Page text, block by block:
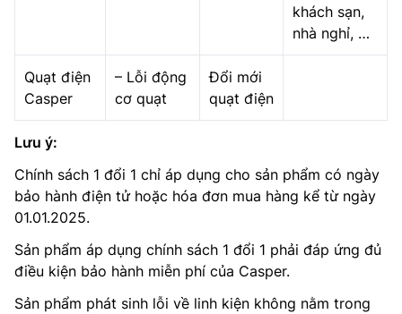
khách sạn,
nhà nghỉ, …
Quạt điện
Casper
– Lỗi động
cơ quạt
Đổi mới
quạt điện
Lưu ý:
Chính sách 1 đổi 1 chỉ áp dụng cho sản phẩm có ngày
bảo hành điện tử hoặc hóa đơn mua hàng kể từ ngày
01.01.2025.
Sản phẩm áp dụng chính sách 1 đổi 1 phải đáp ứng đủ
điều kiện bảo hành miễn phí của Casper.
Sản phẩm phát sinh lỗi về linh kiện không nằm trong